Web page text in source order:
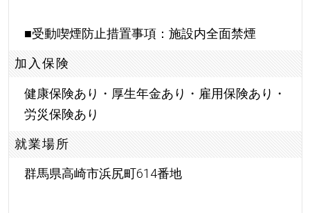
■受動喫煙防止措置事項：施設内全面禁煙
加入保険
健康保険あり・厚生年金あり・雇用保険あり・
労災保険あり
就業場所
群馬県高崎市浜尻町614番地